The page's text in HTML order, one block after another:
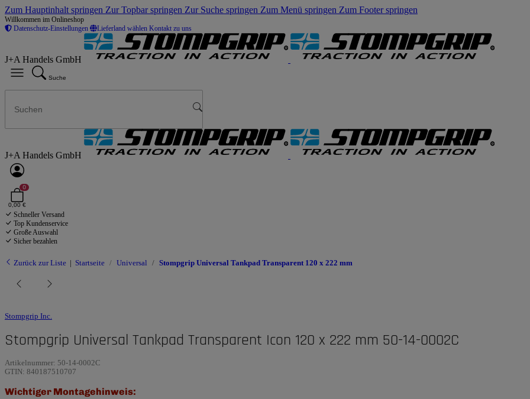
Zum Hauptinhalt springen Zur Topbar springen Zur Suche springen Zum Menü springen Zum Footer springen
Willkommen im Onlineshop
Datenschutz-Einstellungen
Lieferland wählen Kontakt zu uns
J+A Handels GmbH
Suche
J+A Handels GmbH
0
0,00 €
Schneller Versand
Top Kundenservice
Große Auswahl
Sicher bezahlen
Zurück zur Liste Startseite Universal Stompgrip Universal Tankpad Transparent 120 x 222 mm
Stompgrip Inc.
Stompgrip Universal Tankpad Transparent Icon 120 x 222 mm 50-14-0002C
Artikelnummer: 50-14-0002C
GTIN: 840187510707
Wichtiger Montagehinweis: